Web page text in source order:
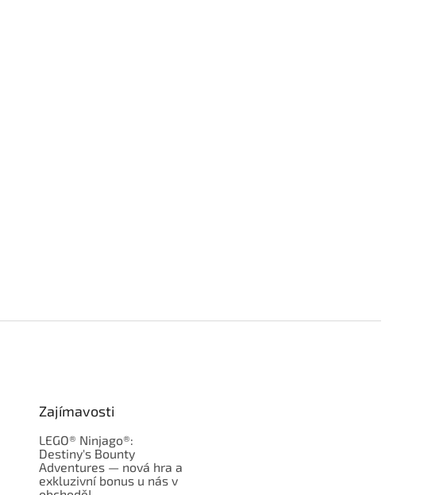
Zajímavosti
LEGO® Ninjago®:
Destiny's Bounty
Adventures — nová hra a
exkluzivní bonus u nás v